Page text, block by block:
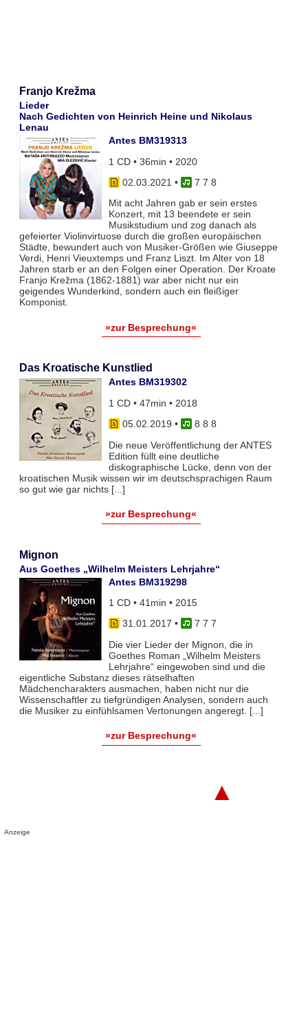
Franjo Krežma
Lieder
Nach Gedichten von Heinrich Heine und Nikolaus
Lenau
Antes BM319313
1 CD • 36min • 2020
02.03.2021 •
7 7 8
Mit acht Jahren gab er sein erstes
Konzert, mit 13 beendete er sein
Musikstudium und zog danach als
gefeierter Violinvirtuose durch die großen europäischen
Städte, bewundert auch von Musiker-Größen wie Giuseppe
Verdi, Henri Vieuxtemps und Franz Liszt. Im Alter von 18
Jahren starb er an den Folgen einer Operation. Der Kroate
Franjo Krežma (1862-1881) war aber nicht nur ein
geigendes Wunderkind, sondern auch ein fleißiger
Komponist.
»zur Besprechung«
Das Kroatische Kunstlied
Antes BM319302
1 CD • 47min • 2018
05.02.2019 •
8 8 8
Die neue Veröffentlichung der ANTES
Edition füllt eine deutliche
diskographische Lücke, denn von der
kroatischen Musik wissen wir im deutschsprachigen Raum
so gut wie gar nichts [...]
»zur Besprechung«
Mignon
Aus Goethes „Wilhelm Meisters Lehrjahre“
Antes BM319298
1 CD • 41min • 2015
31.01.2017 •
7 7 7
Die vier Lieder der Mignon, die in
Goethes Roman „Wilhelm Meisters
Lehrjahre“ eingewoben sind und die
eigentliche Substanz dieses rätselhaften
Mädchencharakters ausmachen, haben nicht nur die
Wissenschaftler zu tiefgründigen Analysen, sondern auch
die Musiker zu einfühlsamen Vertonungen angeregt. [...]
»zur Besprechung«
▲
Anzeige